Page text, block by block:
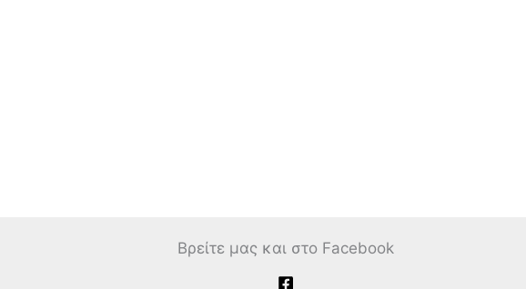
Βρείτε μας και στο Facebook